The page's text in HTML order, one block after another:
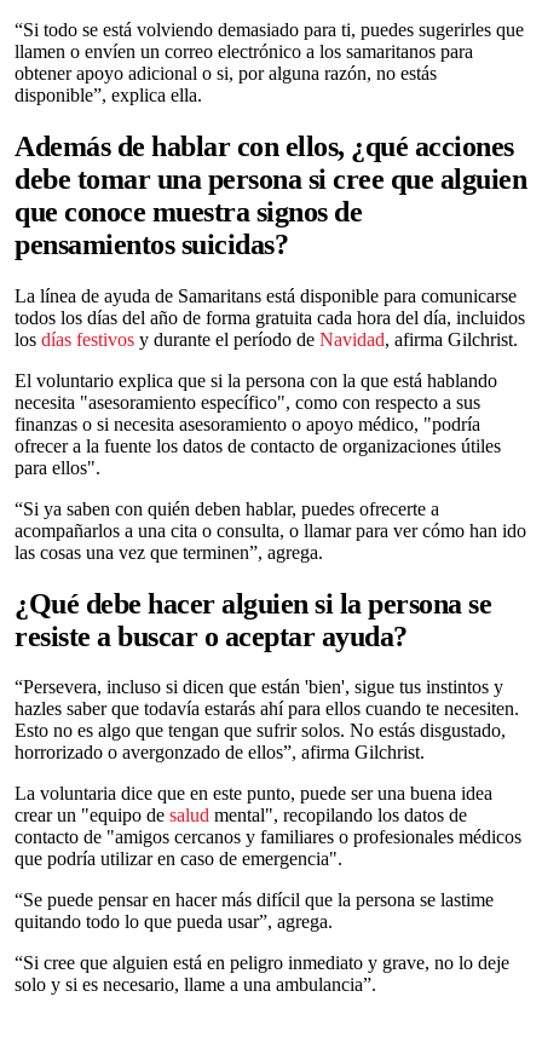
“Si todo se está volviendo demasiado para ti, puedes sugerirles que
llamen o envíen un correo electrónico a los samaritanos para
obtener apoyo adicional o si, por alguna razón, no estás
disponible”, explica ella.
Además de hablar con ellos, ¿qué acciones
debe tomar una persona si cree que alguien
que conoce muestra signos de
pensamientos suicidas?
La línea de ayuda de Samaritans está disponible para comunicarse
todos los días del año de forma gratuita cada hora del día, incluidos
los días festivos y durante el período de Navidad, afirma Gilchrist.
El voluntario explica que si la persona con la que está hablando
necesita "asesoramiento específico", como con respecto a sus
finanzas o si necesita asesoramiento o apoyo médico, "podría
ofrecer a la fuente los datos de contacto de organizaciones útiles
para ellos".
“Si ya saben con quién deben hablar, puedes ofrecerte a
acompañarlos a una cita o consulta, o llamar para ver cómo han ido
las cosas una vez que terminen”, agrega.
¿Qué debe hacer alguien si la persona se
resiste a buscar o aceptar ayuda?
“Persevera, incluso si dicen que están 'bien', sigue tus instintos y
hazles saber que todavía estarás ahí para ellos cuando te necesiten.
Esto no es algo que tengan que sufrir solos. No estás disgustado,
horrorizado o avergonzado de ellos”, afirma Gilchrist.
La voluntaria dice que en este punto, puede ser una buena idea
crear un "equipo de salud mental", recopilando los datos de
contacto de "amigos cercanos y familiares o profesionales médicos
que podría utilizar en caso de emergencia".
“Se puede pensar en hacer más difícil que la persona se lastime
quitando todo lo que pueda usar”, agrega.
“Si cree que alguien está en peligro inmediato y grave, no lo deje
solo y si es necesario, llame a una ambulancia”.